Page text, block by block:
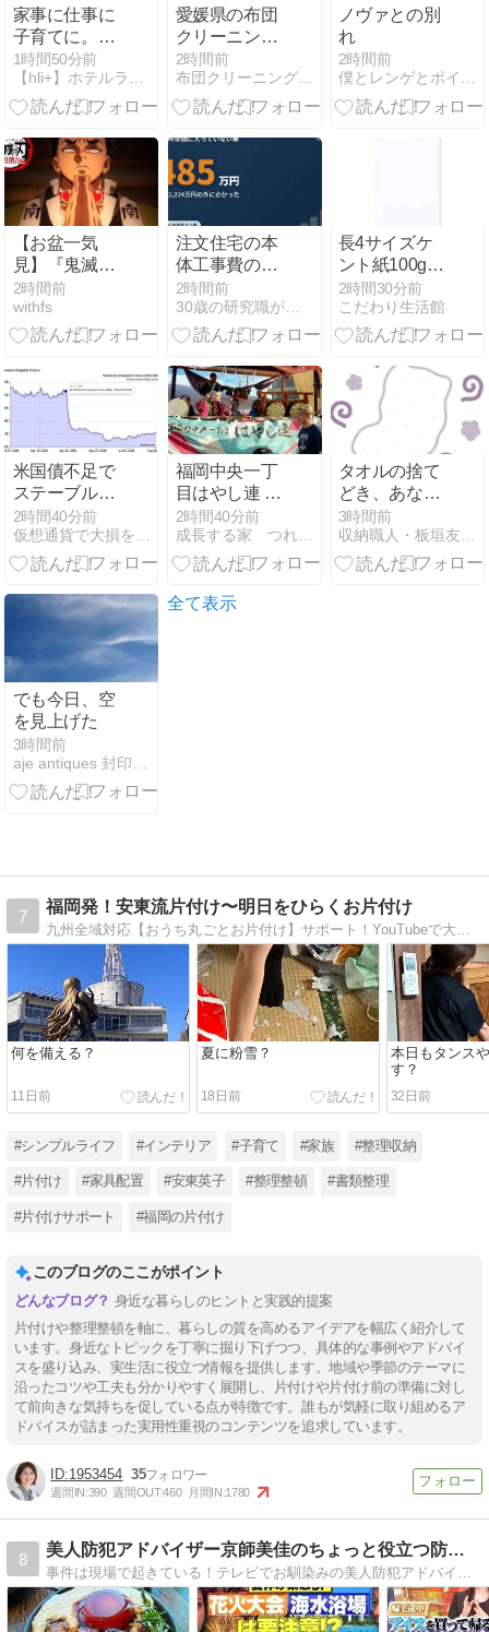
家事に仕事に
子育てに。頭
の中がパンパ
ンだった私が
一気にラクに
1時間50分前
【hli+】ホテルライクインテリア-プチプラで作るホテルラ…
愛媛県の布団
クリーニング
おすすめ｜市
区町村別の店
舗一覧と宅配
2時間前
布団クリーニング近くのおすすめcom
ノヴァとの別
れ
2時間前
僕とレンゲとポインター
【お盆一気
見】『鬼滅の
刃 柱稽古編』
Prime Videoで
配信中！
映像美と見ど
ころ解説
2時間前
withfs
注文住宅の本
体工事費のほ
かに485万円
かかった【見
積書の内訳】
2時間前
30歳の研究職がアイ工務店で建てる延床50坪の家
長4サイズケ
ント紙100g白
封筒1000枚の
魅力を分析
2時間30分前
こだわり生活館
米国債不足で
ステーブルコ
イン需要が高
まる──NBER
研究が示す
全資産」の役
2時間40分前
福岡中央一丁
目はやし連 ～
上福岡七夕祭
り・初日～
2時間40分前
成長する家 つれづれ日記
タオルの捨て
どき、あなた
はいつ？
3時間前
でも今日、空
を見上げた
3時間前
全て表示
7
福岡発！安東流片付け〜明日をひらくお片付け
何を備える？
11日前
夏に粉雪？
18日前
本日もタンス
す？
32日前
#シンプルライフ #インテリア #子育て #家族 #整理収納
#片付け #家具配置 #安東英子 #整理整頓 #書類整理
#片付けサポート #福岡の片付け
このブログのここがポイント
身近な暮らしのヒントと実践的提案
片付けや整理整頓を軸に、暮らしの質を高めるアイデアを幅広く紹介して
います。身近なトピックを丁寧に掘り下げつつ、具体的な事例やアドバイ
スを盛り込み、実生活に役立つ情報を提供します。地域や季節のテーマに
沿ったコツや工夫も分かりやすく展開し、片付けや片付け前の準備に対し
て前向きな気持ちを促している点が特徴です。誰もが気軽に取り組めるア
ドバイスが詰まった実用性重視のコンテンツを追求しています。
1953454 35
週間IN:390 週間OUT:460 月間IN:1780
8
美人防犯アドバイザー京師美佳のちょっと役立つ防犯日記！